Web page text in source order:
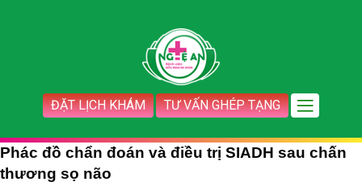
ĐẶT LỊCH KHÁM TƯ VẤN GHÉP TẠNG
Phác đồ chẩn đoán và điều trị SIADH sau chấn
thương sọ não